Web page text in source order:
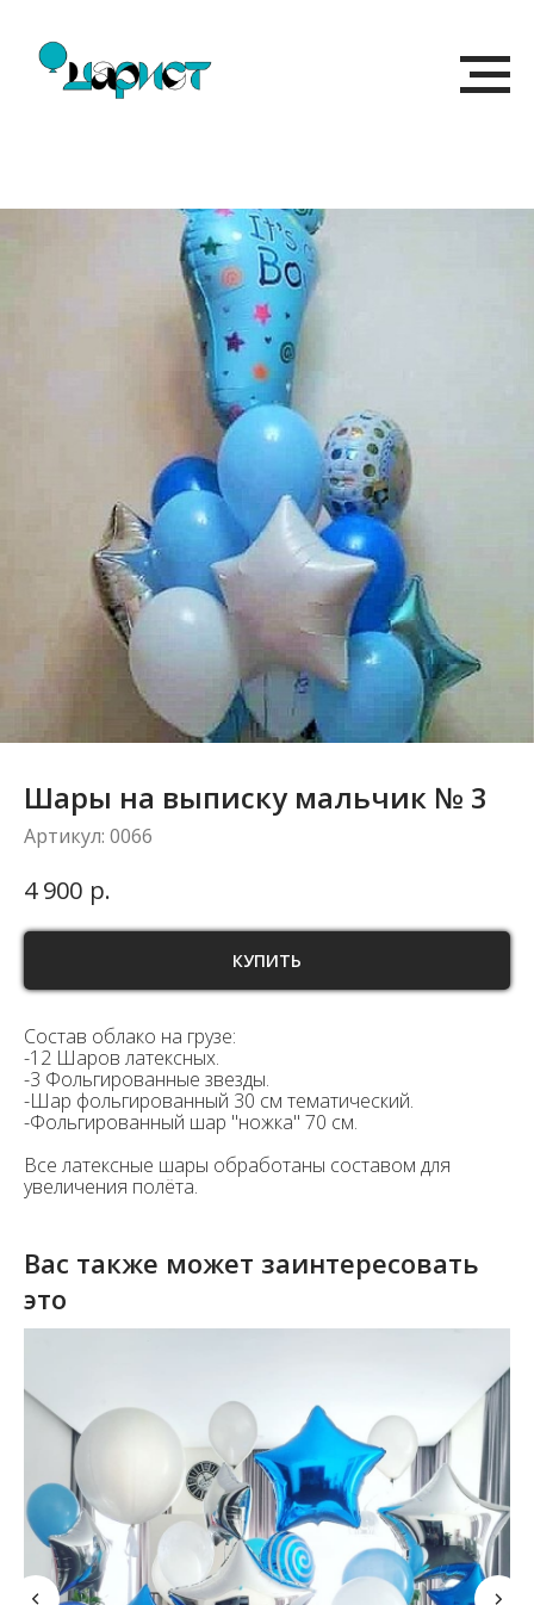
Шары на выписку мальчик № 3
Артикул: 0066
4 900 р.
КУПИТЬ
Состав облако на грузе:
-12 Шаров латексных.
-3 Фольгированные звезды.
-Шар фольгированный 30 см тематический.
-Фольгированный шар "ножка" 70 см.
Все латексные шары обработаны составом для
увеличения полёта.
Вас также может заинтересовать
это